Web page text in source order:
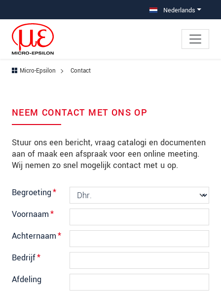
Nederlands
Micro-Epsilon Contact
NEEM CONTACT MET ONS OP
Stuur ons een bericht, vraag catalogi en documenten
aan of maak een afspraak voor een online meeting.
Wij nemen zo snel mogelijk contact met u op.
Begroeting*
Voornaam*
Achternaam*
Bedrijf*
Afdeling